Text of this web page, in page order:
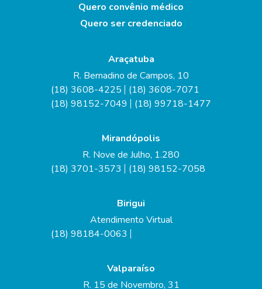
Quero convênio médico
Quero ser credenciado
Araçatuba
R. Bernadino de Campos, 10
(18) 3608-4225
(18) 3608-7071
(18) 98152-7049
(18) 99718-1477
Mirandópolis
R. Nove de Julho, 1.280
(18) 3701-3573
(18) 98152-7058
Birigui
Atendimento Virtual
(18) 98184-0063
Valparaíso
R. 15 de Novembro, 31